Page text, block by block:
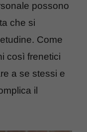
possono
che si
Come
così frenetici
a se stessi e
il